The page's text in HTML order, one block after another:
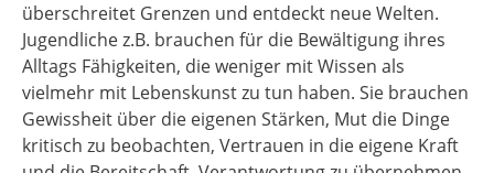
überschreitet Grenzen und entdeckt neue Welten.
Jugendliche z.B. brauchen für die Bewältigung ihres
Alltags Fähigkeiten, die weniger mit Wissen als
vielmehr mit Lebenskunst zu tun haben. Sie brauchen
Gewissheit über die eigenen Stärken, Mut die Dinge
kritisch zu beobachten, Vertrauen in die eigene Kraft